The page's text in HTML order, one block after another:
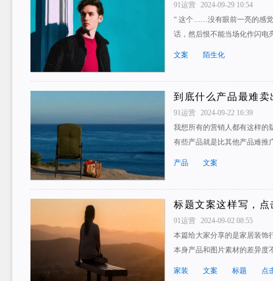
91运营 2024-09-29 10:54
“ 这个……没有眼前一亮的感
话，然后恨不能当场化作闪
文案 陌生化
到底什么产品最难
91运营 2024-09-22 16:39
我想所有的营销人都有这样的
有些产品就是比其他产品难
产品 文案
标题文案这样写，
91运营 2024-09-02 08:55
本篇给大家分享的是家居装饰
本身产品和图片素材的差异
家装 文案 标题 点